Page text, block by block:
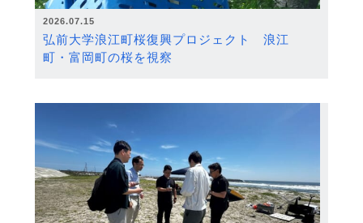
2026.07.15
弘前大学浪江町桜復興プロジェクト 浪江
町・富岡町の桜を視察